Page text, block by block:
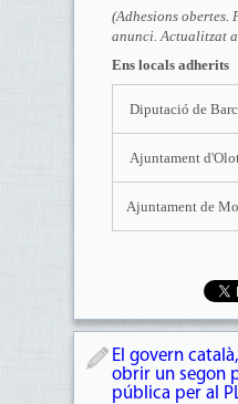
(Adhesions obertes.
anunci. Actualitzat
Ens locals adherits
Diputació de
Ajuntament
Ajuntament de
El govern
obrir un segon
pública per al